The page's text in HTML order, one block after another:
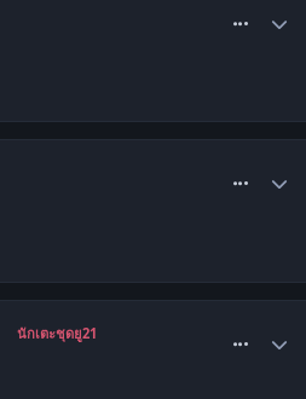
นักเตะชุดยู21